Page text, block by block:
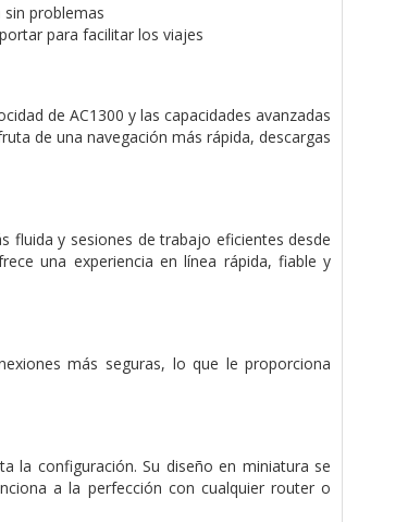
problemas
para facilitar los viajes
de AC1300 y las capacidades avanzadas
de una navegación más rápida, descargas
fluida y sesiones de trabajo eficientes desde
una experiencia en línea rápida, fiable y
más seguras, lo que le proporciona
la configuración. Su diseño en miniatura se
a la perfección con cualquier router o